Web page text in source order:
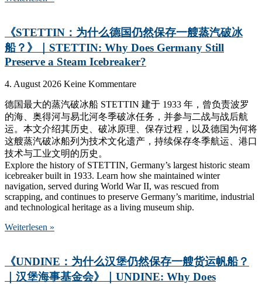
《STETTIN：为什么德国仍然保存一艘蒸汽破冰
船？》｜STETTIN: Why Does Germany Still
Preserve a Steam Icebreaker?
4. August 2026 Keine Kommentare
德国最大的蒸汽破冰船 STETTIN 建于 1933 年，曾负责波罗
的海、奥得河与易北河冬季破冰任务，并参与二战与战后航
运。本文介绍其历史、破冰原理、保存过程，以及德国为何将
这艘蒸汽破冰船列为技术文化遗产，持续保存冬季航运、港口
技术与工业文明的历史。
Explore the history of STETTIN, Germany’s largest historic steam
icebreaker built in 1933. Learn how she maintained winter
navigation, served during World War II, was rescued from
scrapping, and continues to preserve Germany’s maritime, industrial
and technological heritage as a living museum ship.
Weiterlesen »
《UNDINE：为什么汉堡仍然保存一艘货运帆船？
｜汉堡海事基金会》｜UNDINE: Why Does